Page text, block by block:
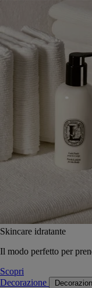
Skincare idratante
Il modo perfetto per
Scopri
Decorazione